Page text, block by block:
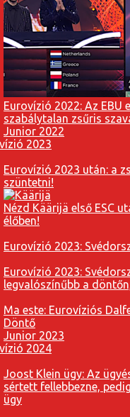
Eurovízió 2022: Az EBU
szabálytalan zsűris
Junior 2022
2023
Eurovízió 2023 után: a
szüntetni!
Nézd Käärijä első ESC
élőben!
Eurovízió 2023:
Eurovízió 2023:
legvalószínűbb a
Ma este: Eurovíziós
Döntő
Junior 2023
2024
Joost Klein ügy: Az
sértett fellebbezne,
ügy